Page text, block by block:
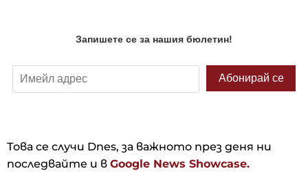
Това се случи Dnes, за важното през деня ни
последвайте и в Google News Showcase.